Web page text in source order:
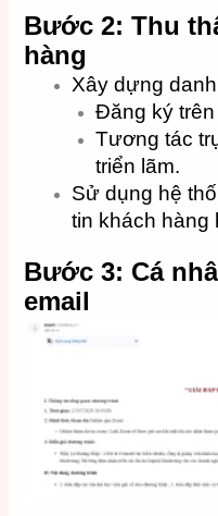
Bước 2: Thu
hàng
Xây dựng
Đăng ký
Tương tác
triển lãm.
Sử dụng hệ
tin khách hàng
Bước 3: Cá
email